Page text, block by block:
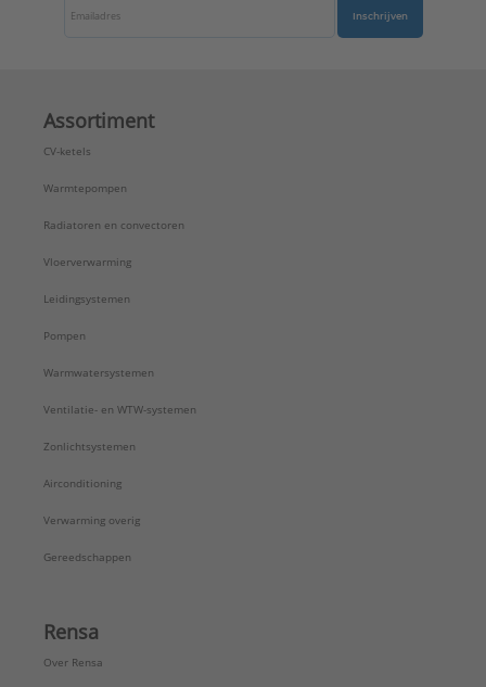
Inschrijven
Assortiment
CV-ketels
Warmtepompen
Radiatoren en convectoren
Vloerverwarming
Leidingsystemen
Pompen
Warmwatersystemen
Ventilatie- en WTW-systemen
Zonlichtsystemen
Airconditioning
Verwarming overig
Gereedschappen
Rensa
Over Rensa